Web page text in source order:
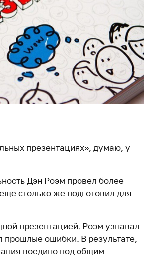
презентациях», думаю, у
Дэн Роэм провел более
столько же подготовил для
презентацией, Роэм узнавал
прошлые ошибки. В результате,
воедино под общим